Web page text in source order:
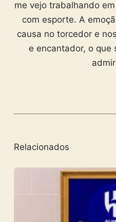
me vejo trabalhando
com esporte. A
causa no torcedor e
e encantador, o
Relacionados